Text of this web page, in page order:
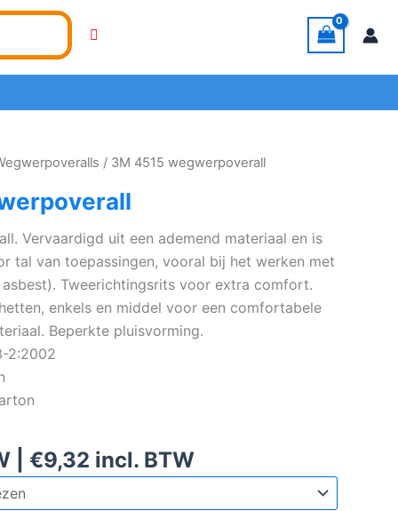
/ 3M 4515 wegwerpoverall
Vervaardigd uit een ademend materiaal en is
tal van toepassingen, vooral bij het werken met
Tweerichtingsrits voor extra comfort.
enkels en middel voor een comfortabele
Beperkte pluisvorming.
2:2002
|€9,32 incl. BTW